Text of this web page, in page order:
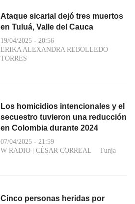
Ataque sicarial dejó tres muertos
en Tuluá, Valle del Cauca
19/04/2025 - 20:56
ERIKA ALEXANDRA REBOLLEDO
TORRES
Los homicidios intencionales y el
secuestro tuvieron una reducción
en Colombia durante 2024
07/04/2025 - 21:59
W RADIO | CÉSAR CORREAL Tunja
Cinco personas heridas por